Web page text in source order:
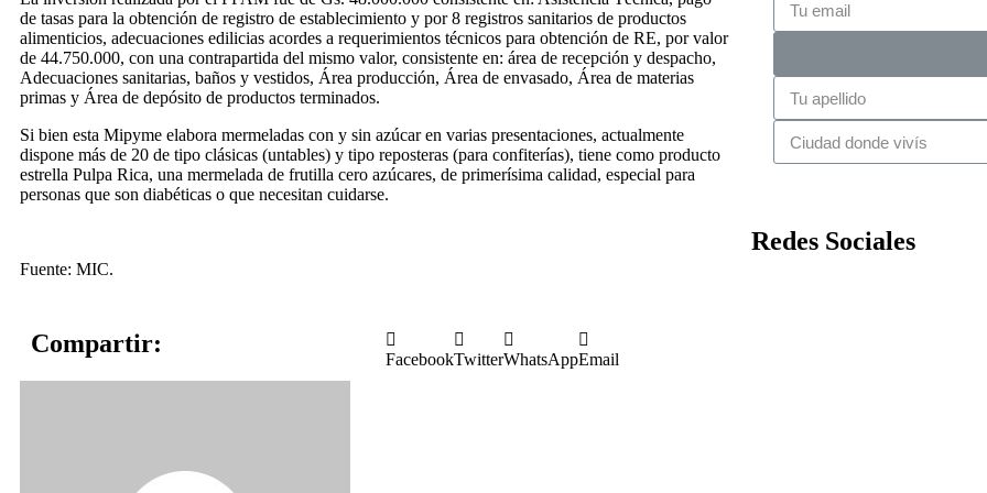
de tasas para la obtención de registro de establecimiento y por 8 registros sanitarios de productos
alimenticios, adecuaciones edilicias acordes a requerimientos técnicos para obtención de RE, por valor
de 44.750.000, con una contrapartida del mismo valor, consistente en: área de recepción y despacho,
Adecuaciones sanitarias, baños y vestidos, Área producción, Área de envasado, Área de materias
primas y Área de depósito de productos terminados.
Si bien esta Mipyme elabora mermeladas con y sin azúcar en varias presentaciones, actualmente
dispone más de 20 de tipo clásicas (untables) y tipo reposteras (para confiterías), tiene como producto
estrella Pulpa Rica, una mermelada de frutilla cero azúcares, de primerísima calidad, especial para
personas que son diabéticas o que necesitan cuidarse.
Fuente: MIC.
Compartir:
FacebookTwitterWhatsAppEmail
Redes Sociales